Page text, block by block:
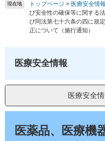
現在地 トップページ > 医療安全情報
び安全性の確保等に関する
び同法第七十六条の四に規
正について（施行通知）
医療安全情報
医療安全
医薬品、医療機